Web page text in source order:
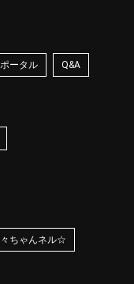
ータル Q&A
ちゃんネル☆